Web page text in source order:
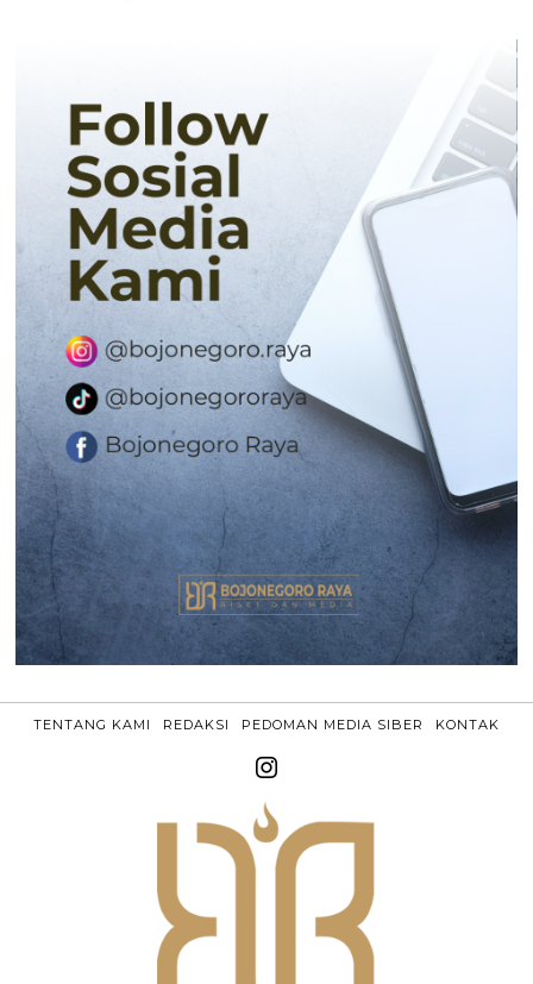
TENTANG KAMI REDAKSI PEDOMAN MEDIA SIBER KONTAK